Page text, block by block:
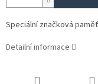
Speciální značková
Detailní informace